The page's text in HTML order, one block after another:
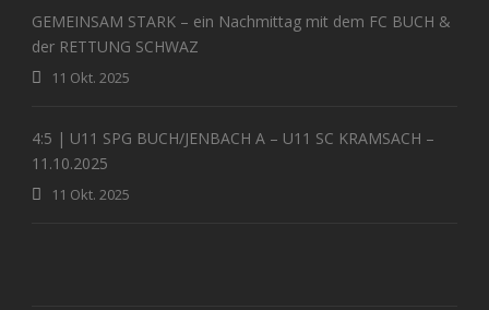
GEMEINSAM STARK – ein Nachmittag mit dem FC BUCH &
der RETTUNG SCHWAZ
11 Okt. 2025
4:5 | U11 SPG BUCH/JENBACH A – U11 SC KRAMSACH –
11.10.2025
11 Okt. 2025